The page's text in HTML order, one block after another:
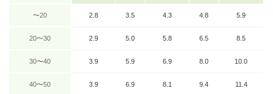
〜20 2.8 3.5 4.3 4.8 5.9
20〜30 2.9 5.0 5.8 6.5 8.5
30〜40 3.9 5.9 6.9 8.0 10.0
40〜50 3.9 6.9 8.1 9.4 11.4